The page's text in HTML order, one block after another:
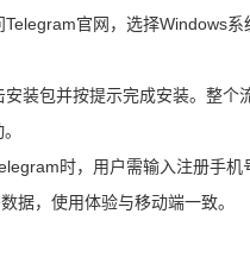
Telegram官网，选择Windows
安装包并按提示完成安装。整
时，用户需输入注册手
据，使用体验与移动端一致。